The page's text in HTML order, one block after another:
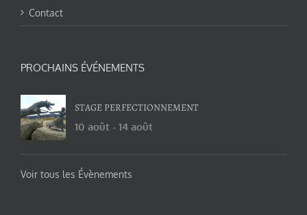
Contact
PROCHAINS ÉVÉNEMENTS
STAGE PERFECTIONNEMENT
10 août - 14 août
Voir tous les Évènements